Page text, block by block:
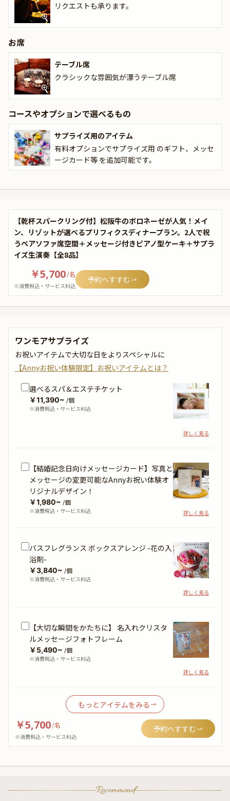
リクエストも承ります。
お席
テーブル席
クラシックな雰囲気が漂うテーブル席
コースやオプションで選べるもの
サプライズ用のアイテム
有料オプションでサプライズ用 のギフト、メッセ
ージカード等 を追加可能です。
【乾杯スパークリング付】松阪牛のボロネーゼが人気！メイ
ン、リゾットが選べるプリフィクスディナープラン。2人で祝
うペアソファ席空間＋メッセージ付きピアノ型ケーキ＋サプラ
イズ生演奏【全8品】
￥5,700/名
※消費税込・サービス料込
予約へすすむ
ワンモアサプライズ
お祝いアイテムで大切な日をよりスペシャルに
【Annyお祝い体験限定】お祝いアイテムとは？
選べるスパ＆エステチケット
￥11,390~ /個
※消費税込・サービス料込
詳しく見る
【結婚記念日向けメッセージカード】写真と
メッセージの変更可能なAnnyお祝い体験オ
リジナルデザイン！
￥1,980~ /個
※消費税込・サービス料込
詳しく見る
バスフレグランス ボックスアレンジ -花の入
浴剤-
￥3,840~ /個
※消費税込・サービス料込
詳しく見る
【大切な瞬間をかたちに】 名入れクリスタ
ルメッセージフォトフレーム
￥5,490~ /個
※消費税込・サービス料込
詳しく見る
もっとアイテムをみる
￥5,700/名
※消費税込・サービス料込
予約へすすむ
Recommend